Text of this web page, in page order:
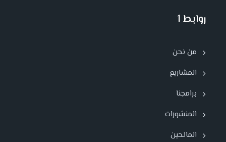
روابط 1
من نحن
المشاريع
برامجنا
المنشورات
المانحين